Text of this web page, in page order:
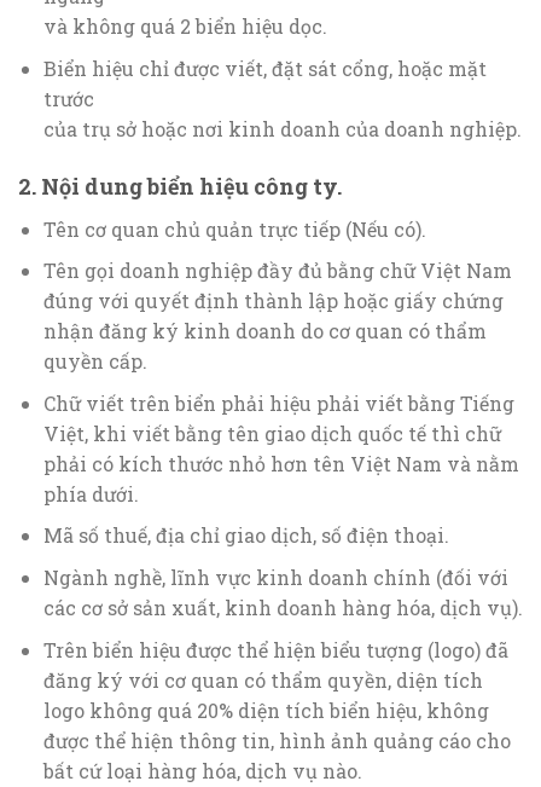
và không quá 2 biển hiệu dọc.
Biển hiệu chỉ được viết, đặt sát cổng, hoặc mặt
trước
của trụ sở hoặc nơi kinh doanh của doanh nghiệp.
2. Nội dung biển hiệu công ty.
Tên cơ quan chủ quản trực tiếp (Nếu có).
Tên gọi doanh nghiệp đầy đủ bằng chữ Việt Nam
đúng với quyết định thành lập hoặc giấy chứng
nhận đăng ký kinh doanh do cơ quan có thẩm
quyền cấp.
Chữ viết trên biển phải hiệu phải viết bằng Tiếng
Việt, khi viết bằng tên giao dịch quốc tế thì chữ
phải có kích thước nhỏ hơn tên Việt Nam và nằm
phía dưới.
Mã số thuế, địa chỉ giao dịch, số điện thoại.
Ngành nghề, lĩnh vực kinh doanh chính (đối với
các cơ sở sản xuất, kinh doanh hàng hóa, dịch vụ).
Trên biển hiệu được thể hiện biểu tượng (logo) đã
đăng ký với cơ quan có thẩm quyền, diện tích
logo không quá 20% diện tích biển hiệu, không
được thể hiện thông tin, hình ảnh quảng cáo cho
bất cứ loại hàng hóa, dịch vụ nào.